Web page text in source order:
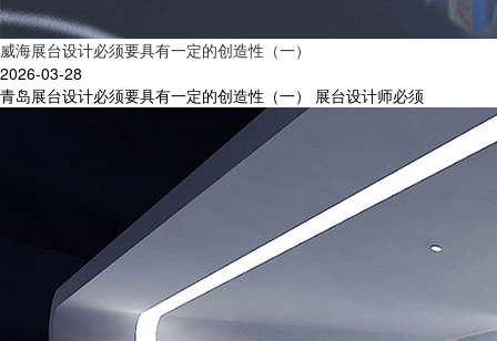
威海展台设计必须要具有一定的创造性（一）
2026-03-28
青岛展台设计必须要具有一定的创造性（一） 展台设计师必须